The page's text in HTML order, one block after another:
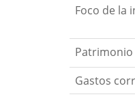
Foco de la
Gastos